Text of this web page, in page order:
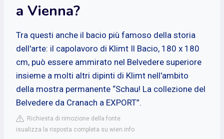
a Vienna?
Tra questi anche il bacio più famoso della storia
dell'arte: il capolavoro di Klimt Il Bacio, 180 x 180
cm, può essere ammirato nel Belvedere superiore
insieme a molti altri dipinti di Klimt nell'ambito
della mostra permanente “Schau! La collezione del
Belvedere da Cranach a EXPORT”.
Richiesta di rimozione della fonte
isualizza la risposta completa su wien.info